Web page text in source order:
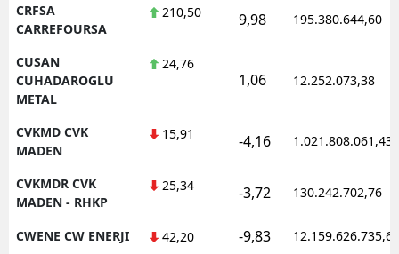
CRFSA
CARREFOURSA
210,50 9,98 195.380.644,60
CUSAN
CUHADAROGLU
METAL
24,76
1,06 12.252.073,38
CVKMD CVK
MADEN
15,91 -4,16 1.021.808.061,43
CVKMDR CVK
MADEN - RHKP
25,34 -3,72 130.242.702,76
CWENE CW ENERJI 42,20 -9,83 12.159.626.735,62